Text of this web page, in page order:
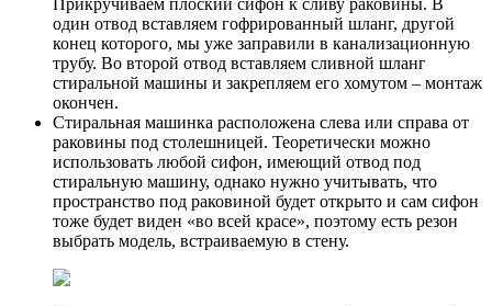
Прикручиваем плоский сифон к сливу раковины. В
один отвод вставляем гофрированный шланг, другой
конец которого, мы уже заправили в канализационную
трубу. Во второй отвод вставляем сливной шланг
стиральной машины и закрепляем его хомутом – монтаж
окончен.
Стиральная машинка расположена слева или справа от
раковины под столешницей. Теоретически можно
использовать любой сифон, имеющий отвод под
стиральную машину, однако нужно учитывать, что
пространство под раковиной будет открыто и сам сифон
тоже будет виден «во всей красе», поэтому есть резон
выбрать модель, встраиваемую в стену.